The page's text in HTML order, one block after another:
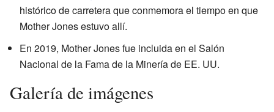
histórico de carretera que conmemora el tiempo en que
Mother Jones estuvo allí.
En 2019, Mother Jones fue incluida en el Salón
Nacional de la Fama de la Minería de EE. UU.
Galería de imágenes